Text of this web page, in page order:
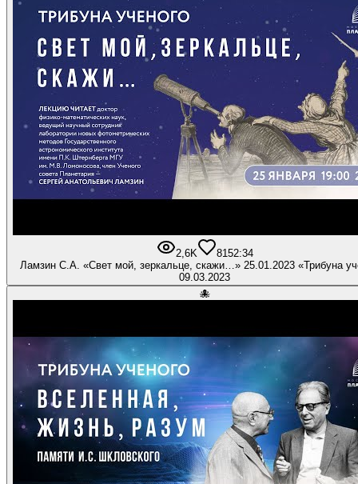
2,6K 8152:34
Ламзин С.А. «Свет мой, зеркальце, скажи…» 25.01.2023 «Трибуна
09.03.2023
🐙